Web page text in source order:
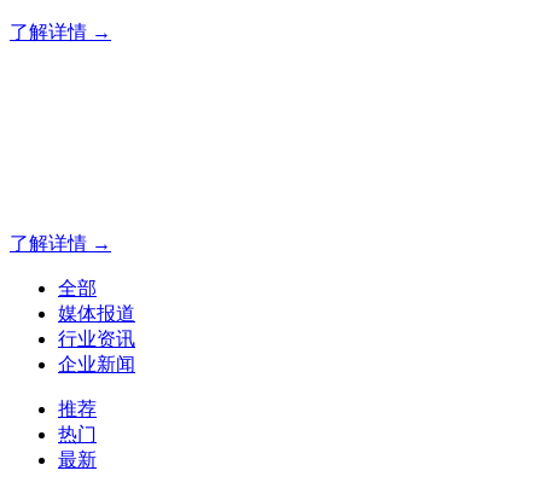
了解详情 →
了解详情 →
全部
媒体报道
行业资讯
企业新闻
推荐
热门
最新